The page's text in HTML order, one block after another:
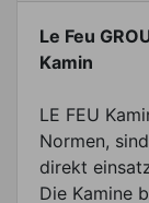
Le Feu
Kamin
LE FEU
Normen,
direkt
Die Kamine